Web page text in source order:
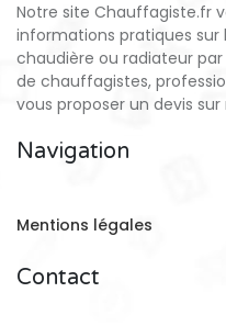
Notre site Chauffagiste.fr
informations pratiques
chaudière ou radiateur
de chauffagistes,
vous proposer un devis sur
Navigation
Mentions légales
Contact